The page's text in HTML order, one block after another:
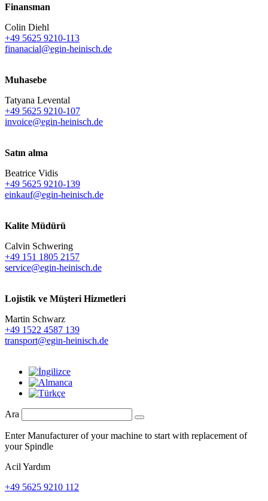
Finansman
Colin Diehl
+49 5625 9210-113
finanacial@egin-heinisch.de
Muhasebe
Tatyana Levental
+49 5625 9210-107
invoice@egin-heinisch.de
Satın alma
Beatrice Vidis
+49 5625 9210-139
einkauf@egin-heinisch.de
Kalite Müdürü
Calvin Schwering
+49 151 1805 2157
service@egin-heinisch.de
Lojistik ve Müşteri Hizmetleri
Martin Schwarz
+49 1522 4587 139
transport@egin-heinisch.de
Ara
Enter Manufacturer of your machine to start with replacement of
your Spindle
Acil Yardım
+49 5625 9210 112